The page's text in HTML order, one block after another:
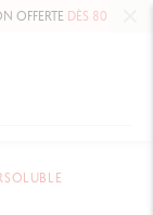
DÈS 80 CHF.